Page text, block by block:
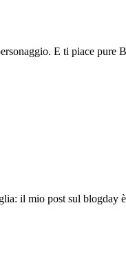
E ti piace pure
il mio post sul blogday